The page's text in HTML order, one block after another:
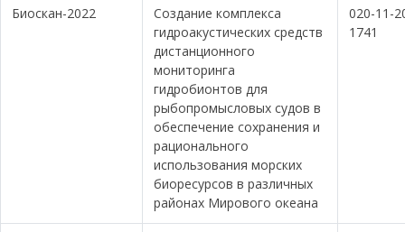
Биоскан-2022
Создание комплекса
гидроакустических средств
дистанционного
мониторинга
гидробионтов для
рыбопромысловых судов в
обеспечение сохранения и
рационального
использования морских
биоресурсов в различных
районах Мирового океана
020-11-
1741